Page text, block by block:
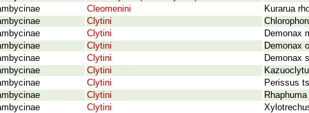
Cleomenini
Kurarua
Clytini
Clytini
Demonax
Clytini
Demonax
Clytini
Demonax
Clytini
Clytini
Perissus
Clytini
Clytini